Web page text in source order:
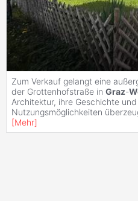
Zum Verkauf gelangt eine
der Grottenhofstraße in Graz-
Architektur, ihre Geschichte
Nutzungsmöglichkeiten
[Mehr]